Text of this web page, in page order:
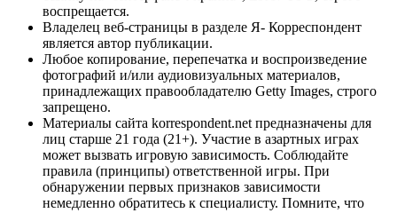
воспрещается.
Владелец веб-страницы в разделе Я- Корреспондент
является автор публикации.
Любое копирование, перепечатка и воспроизведение
фотографий и/или аудиовизуальных материалов,
принадлежащих правообладателю Getty Images, строго
запрещено.
Материалы сайта korrespondent.net предназначены для
лиц старше 21 года (21+). Участие в азартных играх
может вызвать игровую зависимость. Соблюдайте
правила (принципы) ответственной игры. При
обнаружении первых признаков зависимости
немедленно обратитесь к специалисту. Помните, что